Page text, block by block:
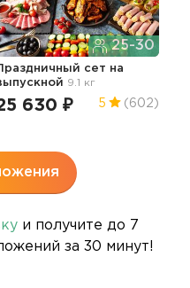
25-30
сет на
9.1 кг
630 ₽ 5 (602)
и получите до 7
за 30 минут!